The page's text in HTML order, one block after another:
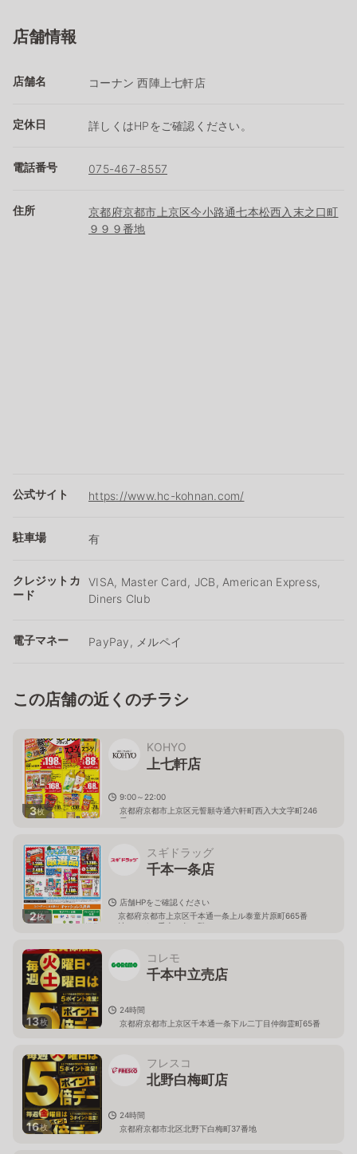
店舗情報
店舗名 コーナン 西陣上七軒店
定休日 詳しくはHPをご確認ください。
電話番号 075-467-8557
住所
京都府京都市上京区今小路通七本松西入末之口町
９９９番地
公式サイト https://www.hc-kohnan.com/
駐車場 有
クレジットカ
ード
VISA, Master Card, JCB, American Express,
Diners Club
電子マネー PayPay, メルペイ
この店舗の近くのチラシ
3枚
KOHYO
上七軒店
9:00～22:00
京都府京都市上京区元誓願寺通六軒町西入大文字町246
番
2枚
スギドラッグ
千本一条店
店舗HPをご確認ください
京都府京都市上京区千本通一条上ル泰童片原町665番
地 ハイツ千本一条１階
13枚
コレモ
千本中立売店
24時間
京都府京都市上京区千本通一条下ル二丁目仲御霊町65番
16枚
フレスコ
北野白梅町店
24時間
京都府京都市北区北野下白梅町37番地